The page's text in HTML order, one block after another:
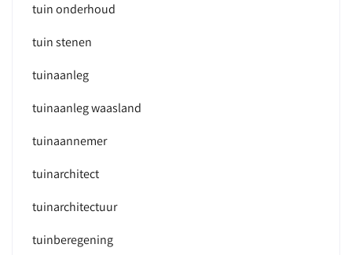
tuin onderhoud
tuin stenen
tuinaanleg
tuinaanleg waasland
tuinaannemer
tuinarchitect
tuinarchitectuur
tuinberegening